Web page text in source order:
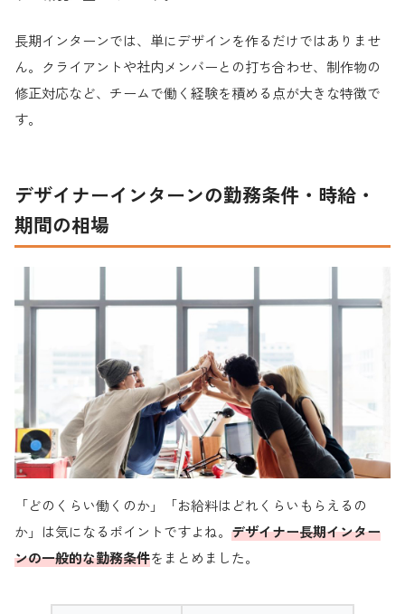
長期インターンでは、単にデザインを作るだけではありませ
ん。クライアントや社内メンバーとの打ち合わせ、制作物の
修正対応など、チームで働く経験を積める点が大きな特徴で
す。
デザイナーインターンの勤務条件・時給・
期間の相場
「どのくらい働くのか」「お給料はどれくらいもらえるの
か」は気になるポイントですよね。 デザイナー長期インター
ンの一般的な勤務条件をまとめました。